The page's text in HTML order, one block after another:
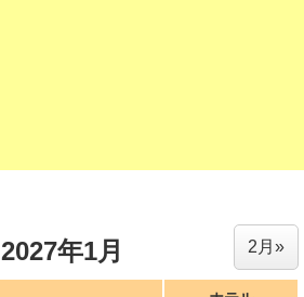
2027年1月 2月»